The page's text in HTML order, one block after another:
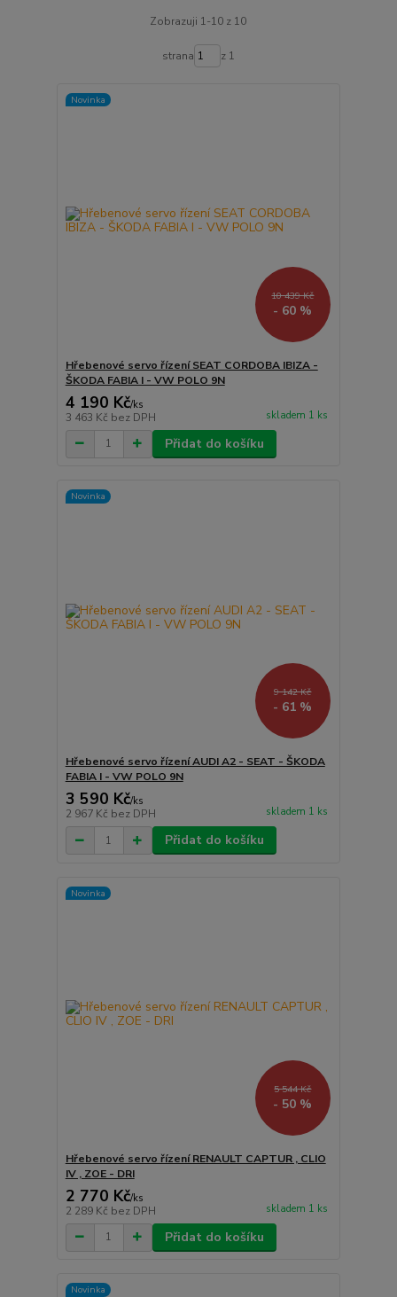
Zobrazuji 1-10 z 10
strana z 1
Novinka
10 439 Kč
- 60 %
Hřebenové servo řízení SEAT CORDOBA IBIZA -
ŠKODA FABIA I - VW POLO 9N
4 190 Kč/ks
3 463 Kč bez DPH skladem 1 ks
Přidat do košíku
Novinka
9 142 Kč
- 61 %
Hřebenové servo řízení AUDI A2 - SEAT - ŠKODA
FABIA I - VW POLO 9N
3 590 Kč/ks
2 967 Kč bez DPH skladem 1 ks
Přidat do košíku
Novinka
5 544 Kč
- 50 %
Hřebenové servo řízení RENAULT CAPTUR , CLIO
IV , ZOE - DRI
2 770 Kč/ks
2 289 Kč bez DPH skladem 1 ks
Přidat do košíku
Novinka